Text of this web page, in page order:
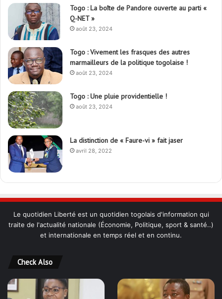
Togo : La boîte de Pandore ouverte au parti «
Q-NET »
août 23, 2024
Togo : Vivement les frasques des autres
marmailleurs de la politique togolaise !
août 23, 2024
Togo : Une pluie providentielle !
août 23, 2024
La distinction de « Faure-vi » fait jaser
avril 28, 2022
Le quotidien Liberté est un quotidien togolais d'information qui
traite de l'actualité nationale (Économie, Politique, sport & santé..)
et internationale en temps réel et en continu.
Check Also